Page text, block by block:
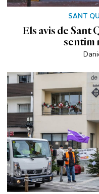
SANT
Els avis de Sant
sentim